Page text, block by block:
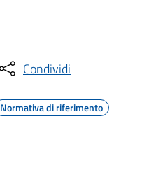
Condividi
Normativa di riferimento